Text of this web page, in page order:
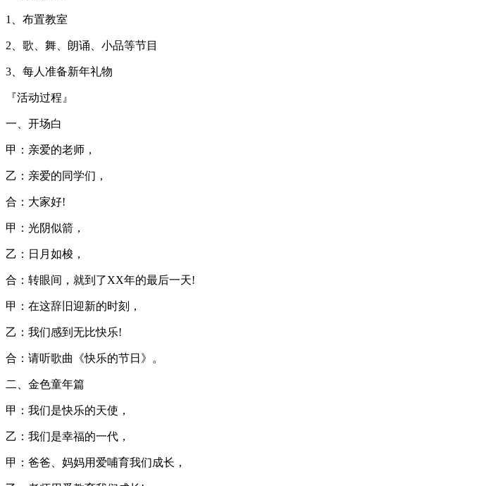
1、布置教室
2、歌、舞、朗诵、小品等节目
3、每人准备新年礼物
『活动过程』
一、开场白
甲：亲爱的老师，
乙：亲爱的同学们，
合：大家好!
甲：光阴似箭，
乙：日月如梭，
合：转眼间，就到了XX年的最后一天!
甲：在这辞旧迎新的时刻，
乙：我们感到无比快乐!
合：请听歌曲《快乐的节日》。
二、金色童年篇
甲：我们是快乐的天使，
乙：我们是幸福的一代，
甲：爸爸、妈妈用爱哺育我们成长，